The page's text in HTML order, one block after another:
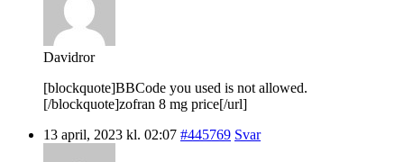
Davidror
[blockquote]BBCode you used is not allowed.
[/blockquote]zofran 8 mg price[/url]
13 april, 2023 kl. 02:07 #445769 Svar